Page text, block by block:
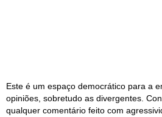
Este é um espaço democrático para a
opiniões, sobretudo as divergentes.
qualquer comentário feito com